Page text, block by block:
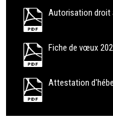
Autorisation droit
Fiche de vœux
Attestation